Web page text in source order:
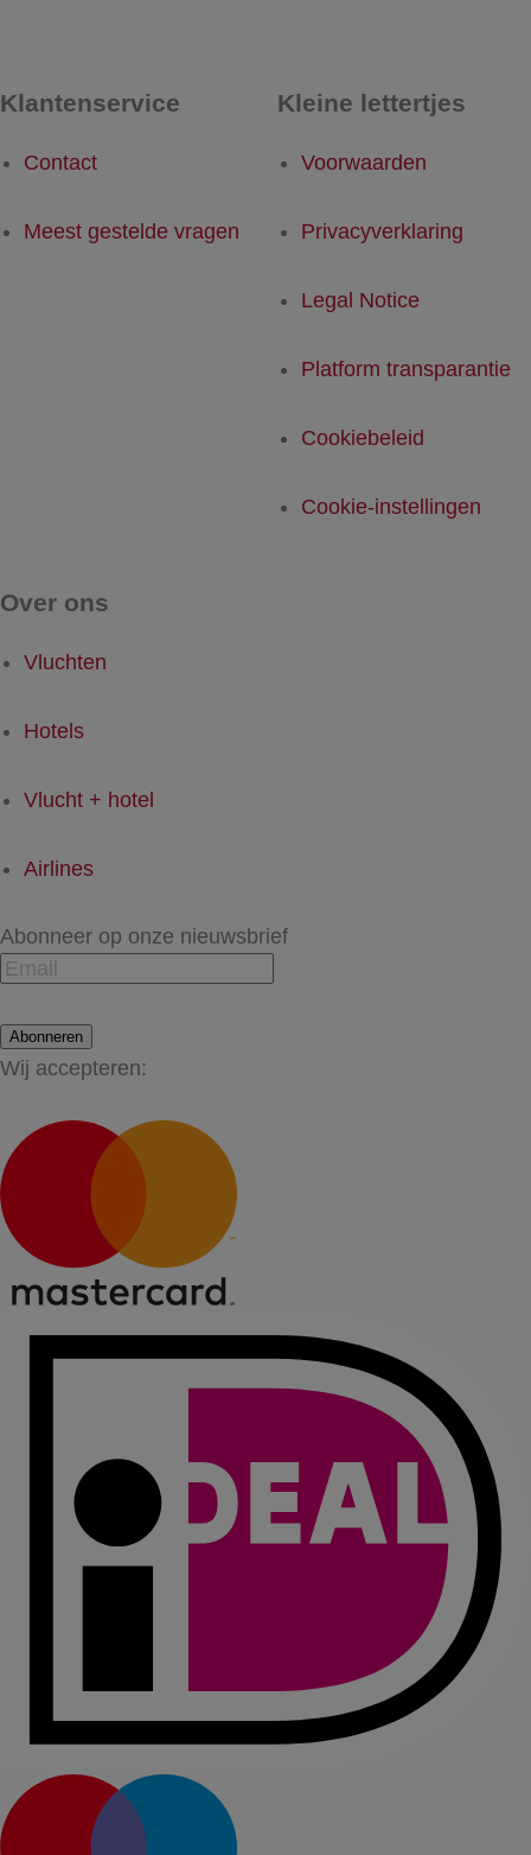
Klantenservice
Contact
Meest gestelde vragen
Kleine lettertjes
Voorwaarden
Privacyverklaring
Legal Notice
Platform transparantie
Cookiebeleid
Cookie-instellingen
Over ons
Vluchten
Hotels
Vlucht + hotel
Airlines
Abonneer op onze nieuwsbrief
Abonneren
Wij accepteren: